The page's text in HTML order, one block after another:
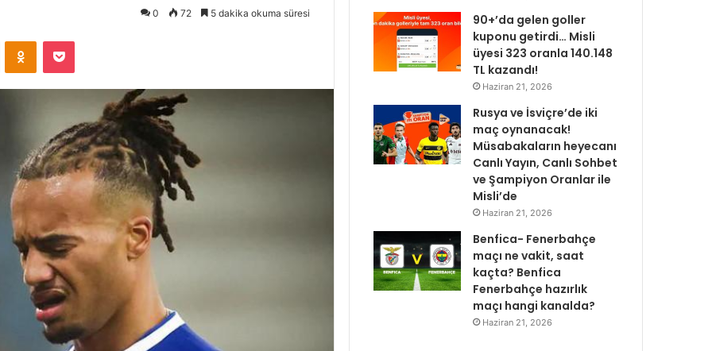
0 72 5 dakika okuma süresi
Odnoklassniki
Pocket
90+’da gelen goller
kuponu getirdi… Misli
üyesi 323 oranla 140.148
TL kazandı!
Haziran 21, 2026
Rusya ve İsviçre’de iki
maç oynanacak!
Müsabakaların heyecanı
Canlı Yayın, Canlı Sohbet
ve Şampiyon Oranlar ile
Misli’de
Haziran 21, 2026
Benfica- Fenerbahçe
maçı ne vakit, saat
kaçta? Benfica
Fenerbahçe hazırlık
maçı hangi kanalda?
Haziran 21, 2026